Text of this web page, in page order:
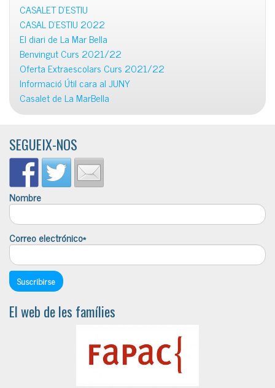
CASALET D’ESTIU
CASAL D’ESTIU 2022
El diari de La Mar Bella
Benvingut Curs 2021/22
Oferta Extraescolars Curs 2021/22
Informació Útil cara al JUNY
Casalet de La MarBella
SEGUEIX-NOS
Nombre
Correo electrónico*
El web de les famílies